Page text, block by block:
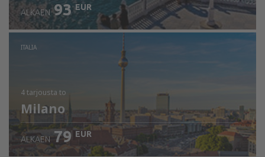
ALKAEN 93 EUR
ITALIA
4 tarjousta to
Milano
ALKAEN 79 EUR